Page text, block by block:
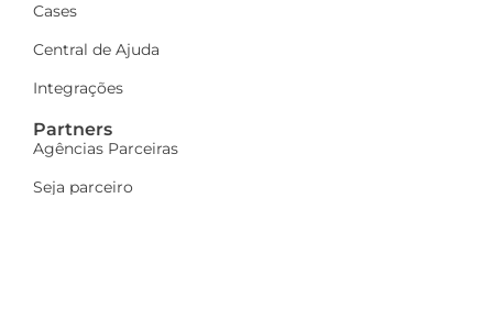
Cases
Central de Ajuda
Integrações
Partners
Agências Parceiras
Seja parceiro